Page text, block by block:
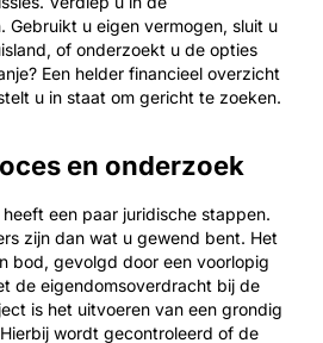
Gebruikt u eigen vermogen, sluit u
of onderzoekt u de opties
Een helder financieel overzicht
u in staat om gericht te zoeken.
en onderzoek
heeft een paar juridische stappen.
zijn dan wat u gewend bent. Het
bod, gevolgd door een voorlopig
de eigendomsoverdracht bij de
is het uitvoeren van een grondig
wordt gecontroleerd of de